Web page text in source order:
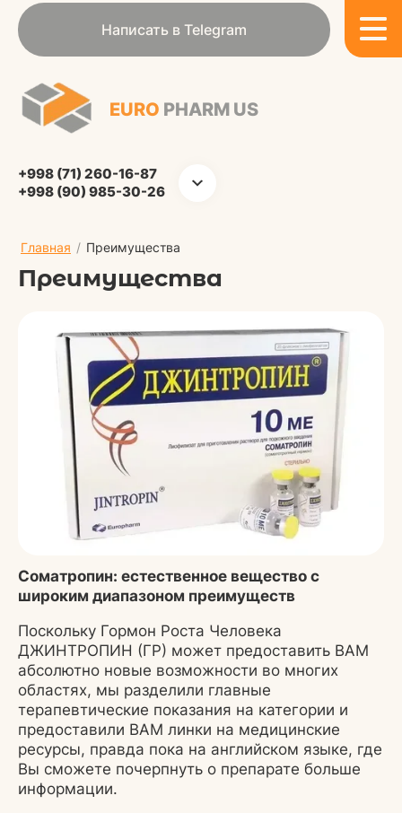
Написать в Telegram
EURO PHARM US
+998 (71) 260-16-87
+998 (90) 985-30-26
Главная / Преимущества
Преимущества
Соматропин: естественное вещество с
широким диапазоном преимуществ
Поскольку Гормон Роста Человека
ДЖИНТРОПИН (ГР) может предоставить ВАМ
абсолютно новые возможности во многих
областях, мы разделили главные
терапевтические показания на категории и
предоставили ВАМ линки на медицинские
ресурсы, правда пока на английском языке, где
Вы сможете почерпнуть о препарате больше
информации.